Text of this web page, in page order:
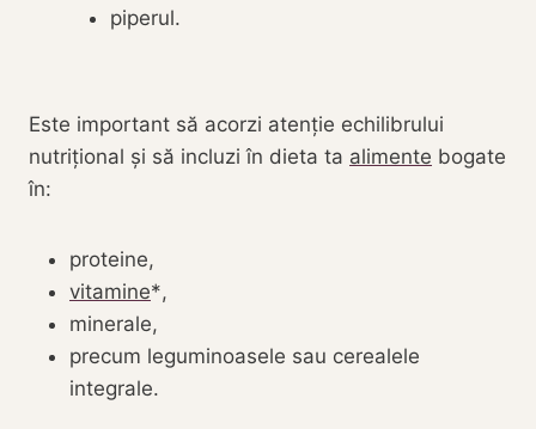
piperul.
Este important să acorzi atenție echilibrului
nutrițional și să incluzi în dieta ta alimente bogate
în:
proteine,
vitamine ,
minerale,
precum leguminoasele sau cerealele
integrale.